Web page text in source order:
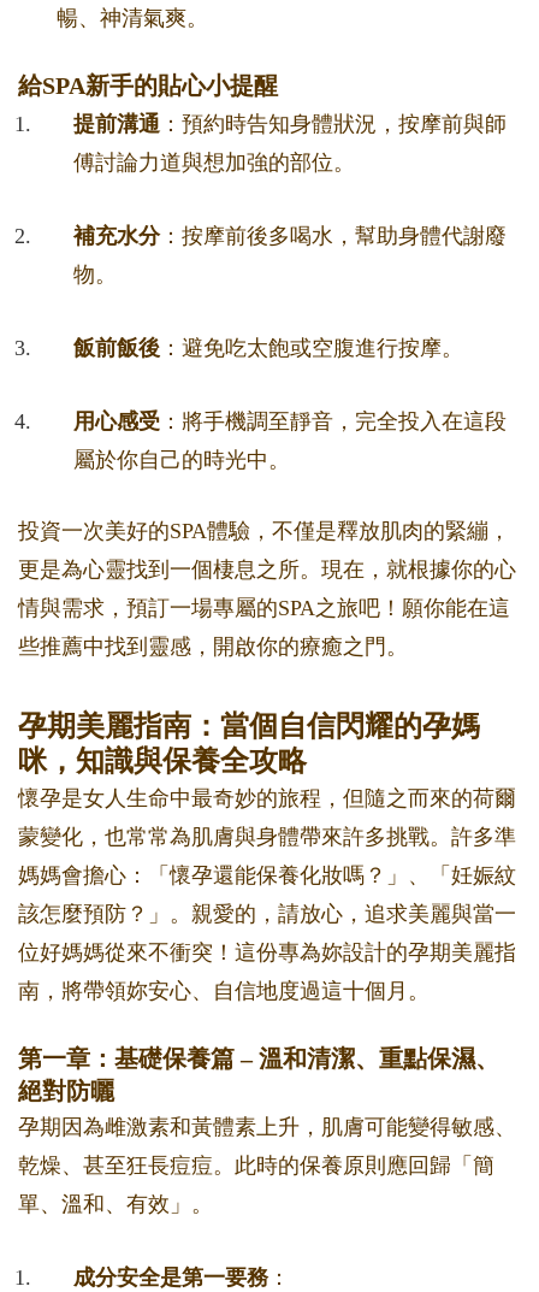
暢、神清氣爽。
給SPA新手的貼心小提醒
提前溝通 ：預約時告知身體狀況，按摩前與師
傅討論力道與想加強的部位。
補充水分：按摩前後多喝水，幫助身體代謝廢
物。
飯前飯後 ：避免吃太飽或空腹進行按摩。
用心感受 ：將手機調至靜音，完全投入在這段
屬於你自己的時光中。
投資一次美好的SPA體驗，不僅是釋放肌肉的緊繃，
更是為心靈找到一個棲息之所。現在，就根據你的心
情與需求，預訂一場專屬的SPA之旅吧！願你能在這
些推薦中找到靈感，開啟你的療癒之門。
孕期美麗指南：當個自信閃耀的孕媽
咪，知識與保養全攻略
懷孕是女人生命中最奇妙的旅程，但隨之而來的荷爾
蒙變化，也常常為肌膚與身體帶來許多挑戰。許多準
媽媽會擔心：「懷孕還能保養化妝嗎？」、「妊娠紋
該怎麼預防？」。親愛的，請放心，追求美麗與當一
位好媽媽從來不衝突！這份專為妳設計的孕期美麗指
南，將帶領妳安心、自信地度過這十個月。
第一章：基礎保養篇 – 溫和清潔、重點保濕、
絕對防曬
孕期因為雌激素和黃體素上升，肌膚可能變得敏感、
乾燥、甚至狂長痘痘。此時的保養原則應回歸「簡
單、溫和、有效」。
成分安全是第一要務：